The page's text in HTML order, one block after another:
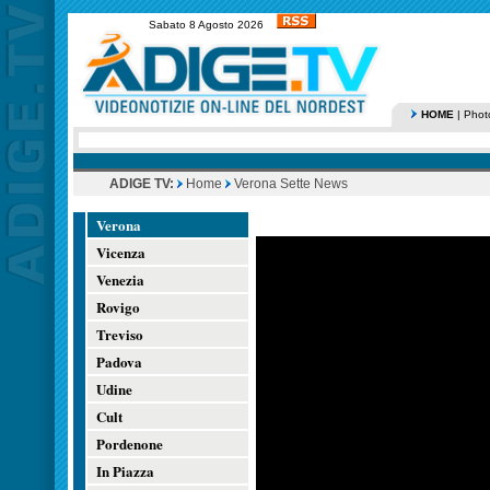
Sabato 8 Agosto 2026
HOME |
ADIGE TV: Home Verona Sette News
Verona
Vicenza
Venezia
Rovigo
Treviso
Padova
Udine
Cult
Pordenone
In Piazza